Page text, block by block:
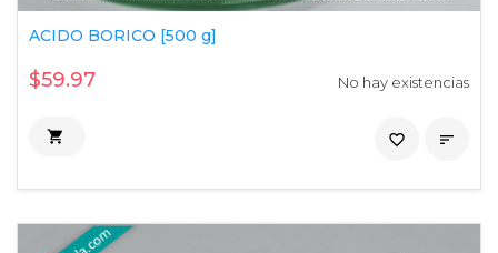
ACIDO BORICO [500 g]
$59.97 No hay existencias
 
favorite_border